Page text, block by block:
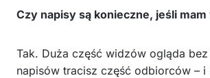
Czy napisy są konieczne, jeśli
Tak. Duża część widzów ogląda
napisów tracisz część odbiorców – i